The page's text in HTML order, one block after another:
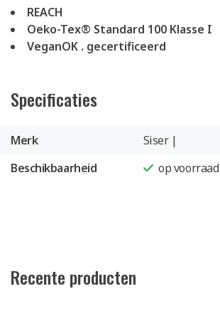
REACH
Oeko-Tex® Standard 100 Klasse I
VeganOK . gecertificeerd
Specificaties
Merk
Siser |
Beschikbaarheid
op voorraad
Recente producten